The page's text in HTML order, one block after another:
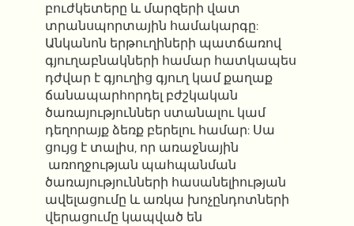
բուժկետերը և մարզերի վատ
տրանսպորտային համակարգը:
Անկանոն երթուղիների պատճառով
գյուղաբնակների համար հատկապես
դժվար է գյուղից գյուղ կամ քաղաք
ճանապարհորդել բժշկական
ծառայություններ ստանալու կամ
դեղորայք ձեռք բերելու համար: Սա
ցույց է տալիս, որ առաջնային
առողջության պահպանման
ծառայությունների հասանելիության
ավելացումը և առկա խոչընդոտների
վերացումը կապված են